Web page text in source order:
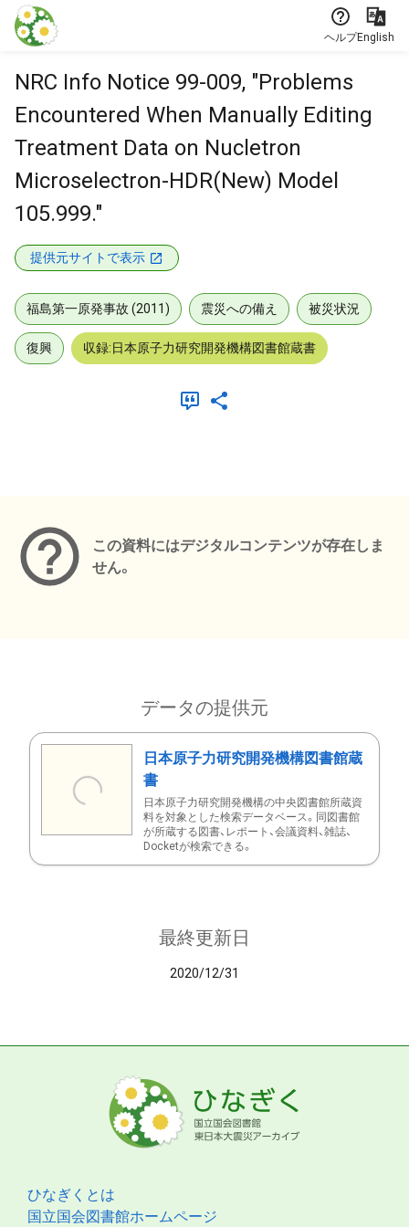
本文に飛ぶ
ヘルプEnglish
NRC Info Notice 99-009, "Problems
Encountered When Manually Editing
Treatment Data on Nucletron
Microselectron-HDR(New) Model
105.999."
提供元サイトで表示
福島第一原発事故 (2011) 震災への備え 被災状況
復興 収録:日本原子力研究開発機構図書館蔵書
この資料にはデジタルコンテンツが存在しま
せん。
データの提供元
日本原子力研究開発機構図書館蔵
書
日本原子力研究開発機構の中央図書館所蔵資
料を対象とした検索データベース。同図書館
が所蔵する図書、レポート、会議資料、雑誌、
Docketが検索できる。
最終更新日
2020/12/31
ひなぎくとは
国立国会図書館ホームページ